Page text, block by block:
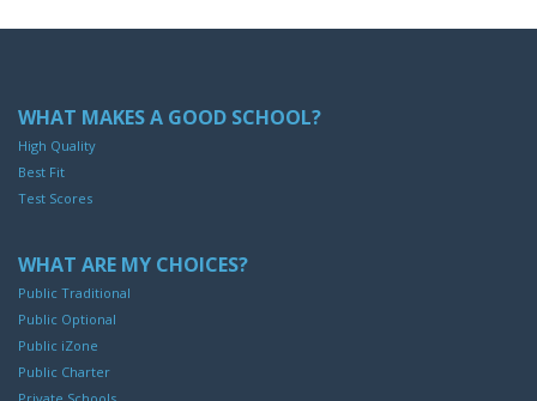
WHAT MAKES A GOOD SCHOOL?
High Quality
Best Fit
Test Scores
WHAT ARE MY CHOICES?
Public Traditional
Public Optional
Public iZone
Public Charter